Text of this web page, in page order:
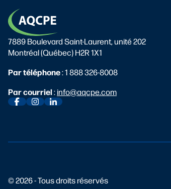
7889 Boulevard Saint-Laurent, unité 202
Montréal (Québec) H2R 1X1
Par téléphone:1 888 326-8008
Par courriel:info@aqcpe.com
© 2026 - Tous droits réservés